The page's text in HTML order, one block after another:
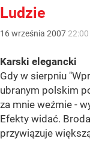
Ludzie
16września 2007 22:00
Karski elegancki
Gdy w sierpniu
ubranym polskim
za mnie weźmie -
Efekty widać.
przywiązuje